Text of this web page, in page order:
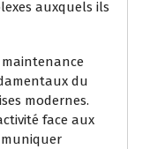
auxquels ils
maintenance
du
modernes.
face aux